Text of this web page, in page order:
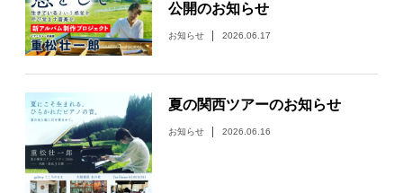
公開のお知らせ
お知らせ 2026.06.17
夏の関西ツアーのお知らせ
お知らせ 2026.06.16